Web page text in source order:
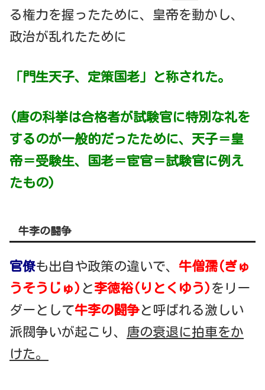
る権力を握ったために、皇帝を動かし、
政治が乱れたために
「門生天子、定策国老」と称された。
(唐の科挙は合格者が試験官に特別な礼を
するのが一般的だったために、 天子＝皇
帝＝受験生、国老＝宦官＝試験官に例え
たもの)
牛李の闘争
官僚も出自や政策の違いで、 牛僧孺(ぎゅ
うそうじゅ) と李徳裕(りとくゆう) をリー
ダーとして牛李の闘争と呼ばれる激しい
派閥争いが起こり、 唐の衰退に拍車をか
けた。